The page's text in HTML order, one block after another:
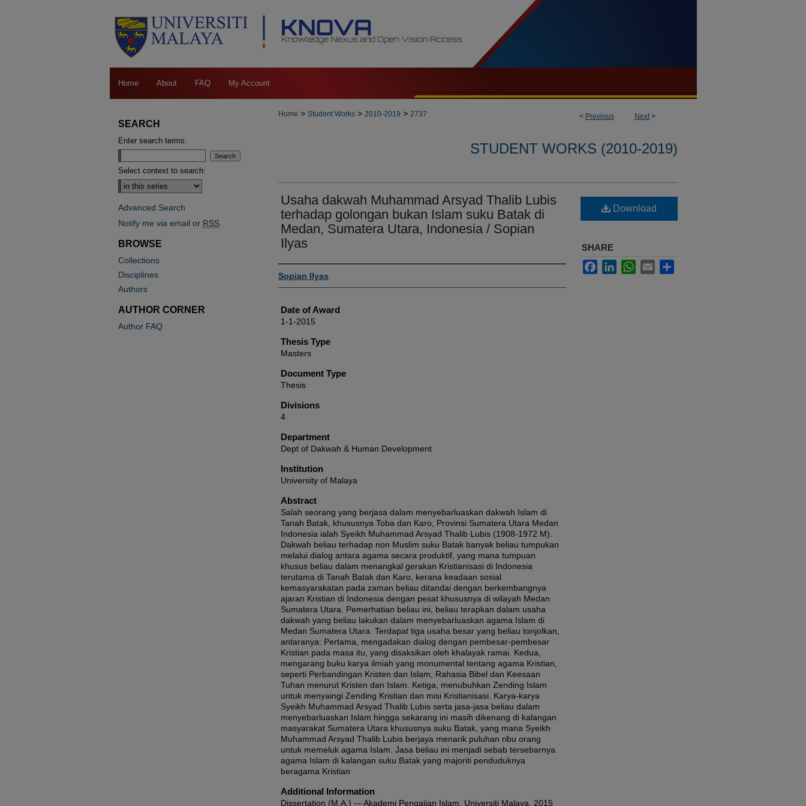
Home About FAQ My Account
< Previous Next>
Home > Student Works > 2010-2019 > 2737
STUDENT WORKS (2010-2019)
Usaha dakwah Muhammad Arsyad Thalib Lubis
terhadap golongan bukan Islam suku Batak di
Medan, Sumatera Utara, Indonesia / Sopian
Ilyas
Author
Sopian Ilyas
Date of Award
1-1-2015
Thesis Type
Masters
Document Type
Thesis
Divisions
4
Department
Dept of Dakwah & Human Development
Institution
University of Malaya
Abstract
Salah seorang yang berjasa dalam menyebarluaskan dakwah Islam di
Tanah Batak, khususnya Toba dan Karo, Provinsi Sumatera Utara Medan
Indonesia ialah Syeikh Muhammad Arsyad Thalib Lubis (1908-1972 M).
Dakwah beliau terhadap non Muslim suku Batak banyak beliau tumpukan
melalui dialog antara agama secara produktif, yang mana tumpuan
khusus beliau dalam menangkal gerakan Kristianisasi di Indonesia
terutama di Tanah Batak dan Karo, kerana keadaan sosial
kemasyarakatan pada zaman beliau ditandai dengan berkembangnya
ajaran Kristian di Indonesia dengan pesat khususnya di wilayah Medan
Sumatera Utara. Pemerhatian beliau ini, beliau terapkan dalam usaha
dakwah yang beliau lakukan dalam menyebarluaskan agama Islam di
Medan Sumatera Utara. Terdapat tiga usaha besar yang beliau tonjolkan,
antaranya: Pertama, mengadakan dialog dengan pembesar-pembesar
Kristian pada masa itu, yang disaksikan oleh khalayak ramai. Kedua,
mengarang buku karya ilmiah yang monumental tentang agama Kristian,
seperti Perbandingan Kristen dan Islam, Rahasia Bibel dan Keesaan
Tuhan menurut Kristen dan Islam. Ketiga, menubuhkan Zending Islam
untuk menyaingi Zending Kristian dan misi Kristianisasi. Karya-karya
Syeikh Muhammad Arsyad Thalib Lubis serta jasa-jasa beliau dalam
menyebarluaskan Islam hingga sekarang ini masih dikenang di kalangan
masyarakat Sumatera Utara khususnya suku Batak, yang mana Syeikh
Muhammad Arsyad Thalib Lubis berjaya menarik puluhan ribu orang
untuk memeluk agama Islam. Jasa beliau ini menjadi sebab tersebarnya
agama Islam di kalangan suku Batak yang majoriti penduduknya
beragama Kristian
Additional Information
Dissertation (M.A.) -– Akademi Pengajian Islam, Universiti Malaya, 2015
Download
SHARE
FacebookLinkedInWhatsApp
Email
SEARCH
Enter search terms:
Select context to search:
Advanced Search
Notify me via email or RSS
BROWSE
Collections
Disciplines
Authors
AUTHOR CORNER
Author FAQ